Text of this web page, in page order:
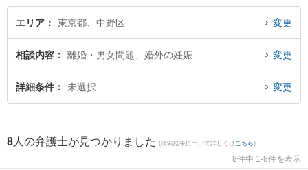
検索もでき便利です。特に星雄介法律事務所の星 雄介弁護士やエクリ総合法律
事務所の髙橋 俊太弁護士、東京ゆうか法律事務所の牧戸 美佳弁護士のプロフィ
娠のトラブル解決の実績豊富な近くの弁護士を検索したい』『初回相談無料で
婚外の妊娠を法律相談できる中野区内の弁護士に相談予約したい』などでお困
りの相談者さんにおすすめです。
エリア 東京都、中野区 変更
相談内容 離婚・男女問題、婚外の妊娠 変更
詳細条件 未選択 変更
8 人の弁護士が見つかりました (検索結果について詳しくは こちら)
8件中 1-8件を表示